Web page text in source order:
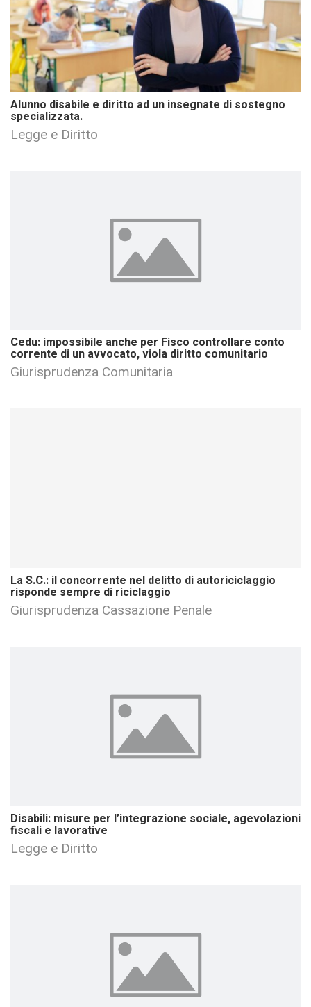
Alunno disabile e diritto ad un insegnate di sostegno
specializzata.
Legge e Diritto
Cedu: impossibile anche per Fisco controllare conto
corrente di un avvocato, viola diritto comunitario
Giurisprudenza Comunitaria
La S.C.: il concorrente nel delitto di autoriciclaggio
risponde sempre di riciclaggio
Giurisprudenza Cassazione Penale
Disabili: misure per l’integrazione sociale, agevolazioni
fiscali e lavorative
Legge e Diritto